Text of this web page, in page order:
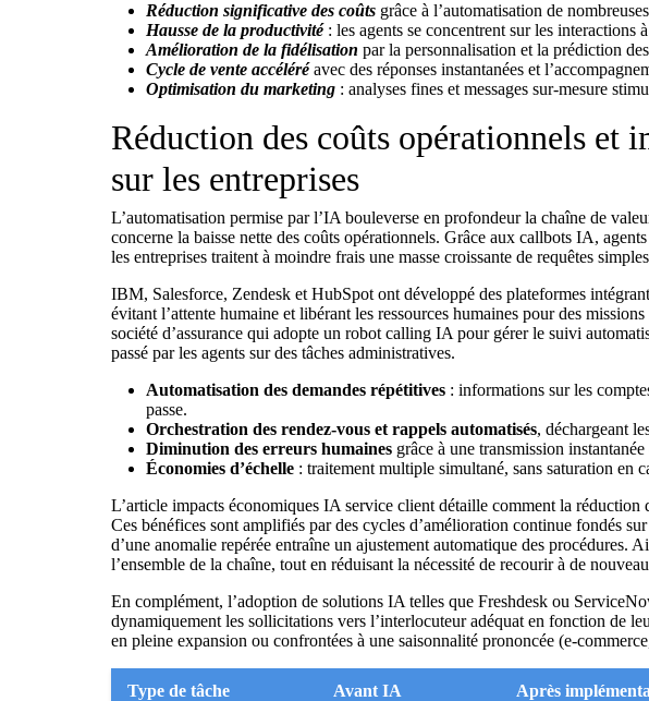
Réduction significative des coûts grâce à l’automatisation de
Hausse de la productivité: les agents se concentrent sur les interactions
Amélioration de la fidélisation par la personnalisation et la prédiction
Cycle de vente accéléréavec des réponses instantanées et
Optimisation du marketing : analyses fines et messages sur-mesure
Réduction des coûts opérationnels et
sur les entreprises
L’automatisation permise par l’IA bouleverse en profondeur la chaîne de
concerne la baisse nette des coûts opérationnels. Grâce aux callbots IA,
les entreprises traitent à moindre frais une masse croissante de requêtes
IBM, Salesforce, Zendesk et HubSpot ont développé des plateformes
évitant l’attente humaine et libérant les ressources humaines pour des
société d’assurance qui adopte un robot calling IA pour gérer le suivi
passé par les agents sur des tâches administratives.
Automatisation des demandes répétitives : informations sur les
passe.
Orchestration des rendez-vous et rappels automatisés, déchargeant
Diminution des erreurs humaines grâce à une transmission
Économies d’échelle : traitement multiple simultané, sans saturation en
L’article impacts économiques IA service client détaille comment la réduction
Ces bénéfices sont amplifiés par des cycles d’amélioration continue fondés
d’une anomalie repérée entraîne un ajustement automatique des procédures.
l’ensemble de la chaîne, tout en réduisant la nécessité de recourir à de
En complément, l’adoption de solutions IA telles que Freshdesk ou
dynamiquement les sollicitations vers l’interlocuteur adéquat en fonction de
en pleine expansion ou confrontées à une saisonnalité prononcée (e-
Type de tâche Avant IA Après